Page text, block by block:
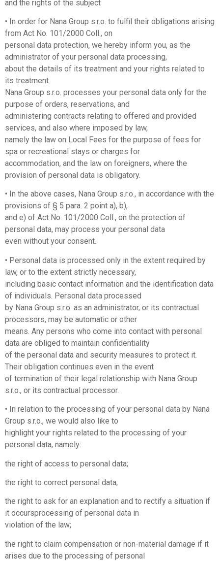
and the rights of the subject
• In order for Nana Group s.r.o. to fulfil their obligations arising
from Act No. 101/2000 Coll., on
personal data protection, we hereby inform you, as the
administrator of your personal data processing,
about the details of its treatment and your rights related to
its treatment.
Nana Group s.r.o. processes your personal data only for the
purpose of orders, reservations, and
administering contracts relating to offered and provided
services, and also where imposed by law,
namely the law on Local Fees for the purpose of fees for
spa or recreational stays or charges for
accommodation, and the law on foreigners, where the
provision of personal data is obligatory.
• In the above cases, Nana Group s.r.o., in accordance with the
provisions of § 5 para. 2 point a), b),
and e) of Act No. 101/2000 Coll., on the protection of
personal data, may process your personal data
even without your consent.
• Personal data is processed only in the extent required by
law, or to the extent strictly necessary,
including basic contact information and the identification data
of individuals. Personal data processed
by Nana Group s.r.o. as an administrator, or its contractual
processors, may be automatic or other
means. Any persons who come into contact with personal
data are obliged to maintain confidentiality
of the personal data and security measures to protect it.
Their obligation continues even in the event
of termination of their legal relationship with Nana Group
s.r.o., or its contractual processor.
• In relation to the processing of your personal data by Nana
Group s.r.o., we would also like to
highlight your rights related to the processing of your
personal data, namely:
the right of access to personal data;
the right to correct personal data;
the right to ask for an explanation and to rectify a situation if
it occursprocessing of personal data in
violation of the law;
the right to claim compensation or non-material damage if it
arises due to the processing of personal